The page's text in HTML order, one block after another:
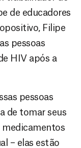
de educadores
Filipe
pessoas
HIV após a
pessoas
de tomar seus
medicamentos
– elas estão